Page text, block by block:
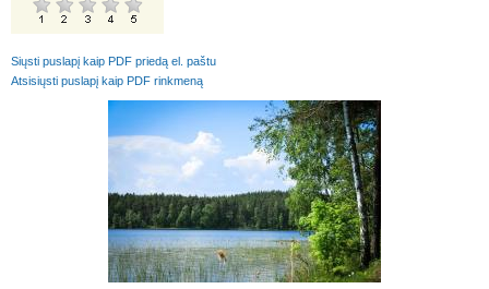
Siųsti puslapį kaip PDF priedą el. paštu
Atsisiųsti puslapį kaip PDF rinkmeną